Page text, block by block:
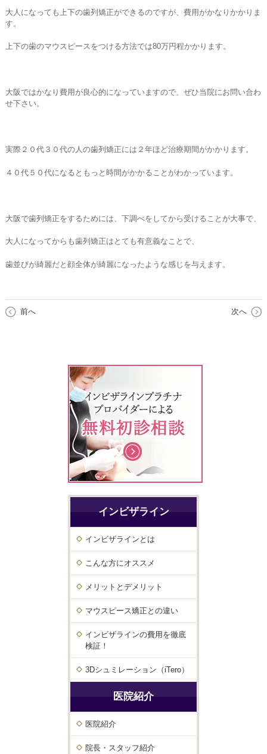
大人になっても上下の歯列矯正ができるのですが、費用がかなりかかりま
す。
上下の歯のマウスピースをつける方法では80万円程かかります。
大阪ではかなり費用が良心的になっていますので、ぜひ当院にお問い合わ
せ下さい。
実際２０代３０代の人の歯列矯正には２年ほど治療期間がかかります。
４０代５０代になるともっと時間がかかることがわかっています。
大阪で歯列矯正をするためには、下調べをしてから受けることが大事で、
大人になってからも歯列矯正はとても有意義なことで、
歯並びが綺麗だと顔全体が綺麗になったような感じを与えます。
前へ 次へ
インビザライン
インビザラインとは
こんな方にオススメ
メリットとデメリット
マウスピース矯正との違い
インビザラインの費用を徹底
検証！
3Dシュミレーション（iTero）
医院紹介
医院紹介
院長・スタッフ紹介